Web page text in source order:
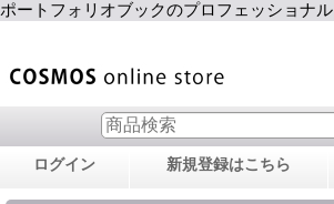
ポートフォリオブックのプロフェッショナル
ログイン 新規登録はこちら